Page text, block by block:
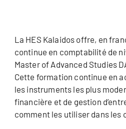
La HES Kalaidos offre, en
continue en comptabilité de
Master of Advanced Studies
Cette formation continue en
les instruments les plus
financière et de gestion
comment les utiliser dans les